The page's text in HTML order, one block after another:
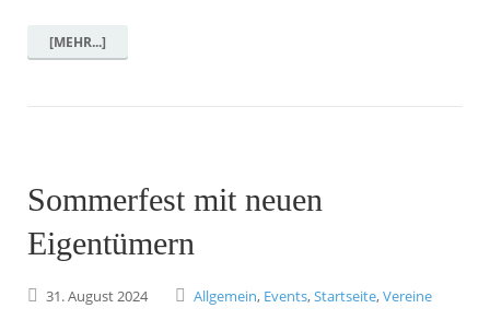
[MEHR...]
Sommerfest mit neuen
Eigentümern
31.August2024 Allgemein, Events,Startseite,Vereine